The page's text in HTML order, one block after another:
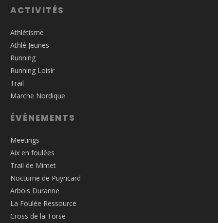
ACTIVITÉS
Athlétisme
Athlé Jeunes
Running
Running Loisir
Trail
Marche Nordique
ÉVÉNEMENTS
Meetings
Aix en foulées
Trail de Mimet
Nocturne de Puyricard
Arbois Duranne
La Foulée Ressource
Cross de la Torse